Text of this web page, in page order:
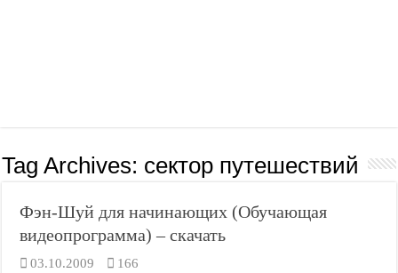
Tag Archives: сектор путешествий
Фэн-Шуй для начинающих (Обучающая
видеопрограмма) – скачать
03.10.2009 166